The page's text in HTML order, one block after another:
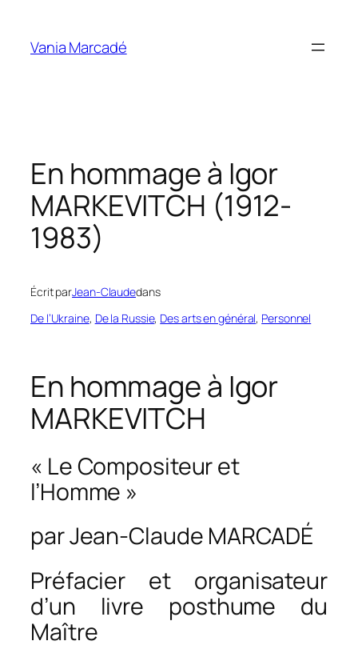
contenu
Vania Marcadé
En hommage à Igor
MARKEVITCH (1912-
1983)
Écrit parJean-Claudedans
De l’Ukraine, De la Russie, Des arts en général, Personnel
En hommage à Igor
MARKEVITCH
« Le Compositeur et
l’Homme »
par Jean-Claude MARCADÉ
Préfacier et organisateur
d’un livre posthume du
Maître